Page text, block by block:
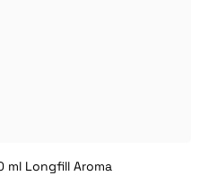
ml Longfill Aroma